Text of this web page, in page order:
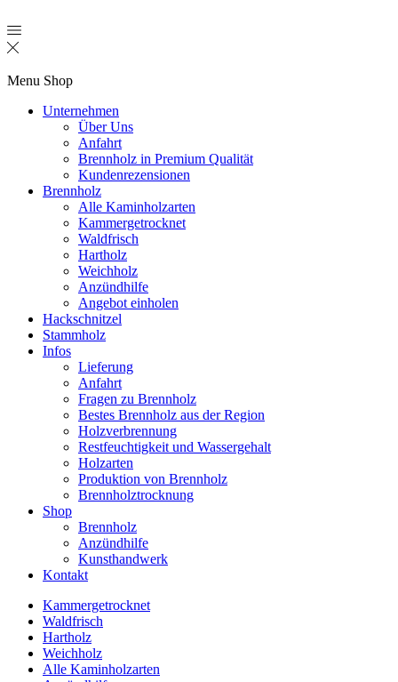
Menu Shop
Unternehmen
Über Uns
Anfahrt
Brennholz in Premium Qualität
Kundenrezensionen
Brennholz
Alle Kaminholzarten
Kammergetrocknet
Waldfrisch
Hartholz
Weichholz
Anzündhilfe
Angebot einholen
Hackschnitzel
Stammholz
Infos
Lieferung
Anfahrt
Fragen zu Brennholz
Bestes Brennholz aus der Region
Holzverbrennung
Restfeuchtigkeit und Wassergehalt
Holzarten
Produktion von Brennholz
Brennholztrocknung
Shop
Brennholz
Anzündhilfe
Kunsthandwerk
Kontakt
Kammergetrocknet
Waldfrisch
Hartholz
Weichholz
Alle Kaminholzarten